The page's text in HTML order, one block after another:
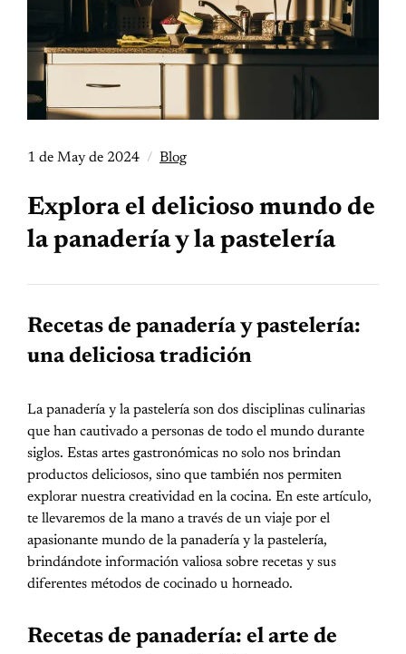
1 de May de 2024 Blog
Explora el delicioso mundo de
la panadería y la pastelería
Recetas de panadería y pastelería:
una deliciosa tradición
La panadería y la pastelería son dos disciplinas culinarias
que han cautivado a personas de todo el mundo durante
siglos. Estas artes gastronómicas no solo nos brindan
productos deliciosos, sino que también nos permiten
explorar nuestra creatividad en la cocina. En este artículo,
te llevaremos de la mano a través de un viaje por el
apasionante mundo de la panadería y la pastelería,
brindándote información valiosa sobre recetas y sus
diferentes métodos de cocinado u horneado.
Recetas de panadería: el arte de